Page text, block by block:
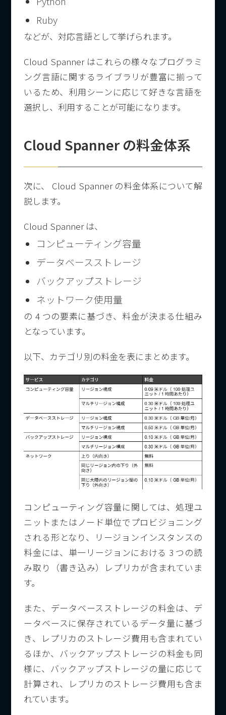
Ruby
などが、対応言語として挙げられます。
Cloud Spanner はこれらの様々なプログラミ
ング言語に関するライブラリが豊富に揃って
いるため、利用シーンに応じて好きな言語を
選択し、利用することが可能になります。
Cloud Spanner の料金体系
次に、 Cloud Spanner の料金体系について解
説します。
Cloud Spanner は、
コンピューティング容量
データベースストレージ
バックアップストレージ
ネットワーク使用量
の 4 つの要素に基づき、料金が決まる仕組み
となっています。
以下、カテゴリ別の料金を表にまとめます。
コンピューティング容量に関しては、処理ユ
ニットまたはノード単位でプロビジョニング
される形となり、リージョンインスタンスの
料金には、単一リージョンにおける 3 つの読
み取り（書き込み）レプリカが含まれていま
す。
また、データベースストレージの料金は、デ
ータベースに保存されているデータ量に基づ
き、レプリカのストレージ費用も含まれてい
るほか、バックアップストレージの料金も同
様に、バックアップストレージの量に応じて
計算され、レプリカのストレージ費用も含ま
れています。